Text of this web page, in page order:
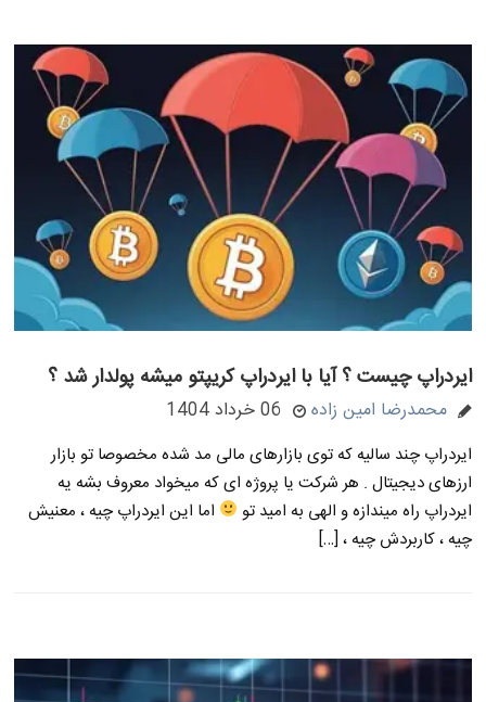
ایردراپ چیست ؟ آیا با ایردراپ کریپتو میشه پولدار شد ؟
محمدرضا امین زاده 06 خرداد 1404
ایردراپ چند سالیه که توی بازارهای مالی مد شده مخصوصا تو بازار
ارزهای دیجیتال . هر شرکت یا پروژه ای که میخواد معروف بشه یه
ایردراپ راه میندازه و الهی به امید تو
اما این ایردراپ چیه ، معنیش
چیه ، کاربردش چیه ، […]